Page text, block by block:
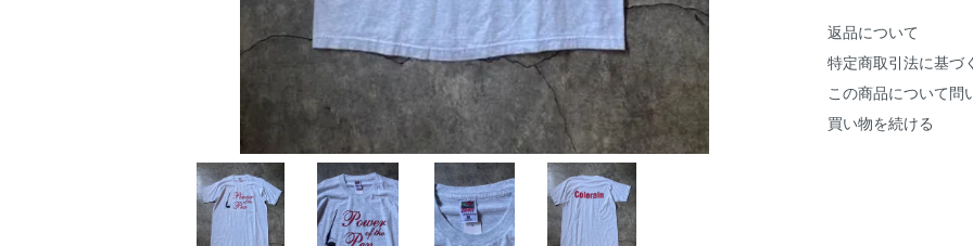
返品について
特定商取引法に基づ
この商品について問
買い物を続ける